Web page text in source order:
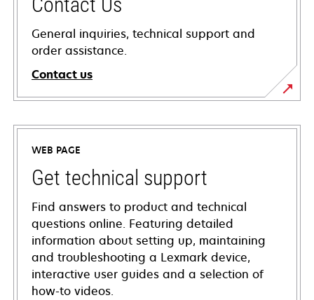
General inquiries, technical support and
order assistance.
Contact us
WEB PAGE
Get technical support
Find answers to product and technical
questions online. Featuring detailed
information about setting up, maintaining
and troubleshooting a Lexmark device,
interactive user guides and a selection of
how-to videos.